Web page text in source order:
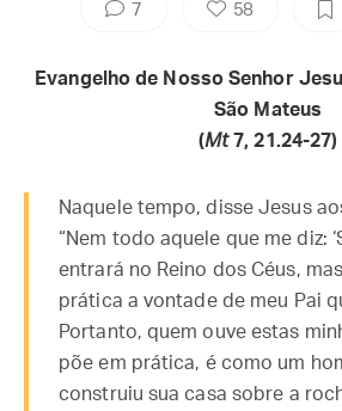
7 58
Evangelho de Nosso Senhor
São Mateus
(Mt7, 21.24-27)
Naquele tempo, disse Jesus
“Nem todo aquele que me diz:
entrará no Reino dos Céus,
prática a vontade de meu Pai
Portanto, quem ouve estas
põe em prática, é como um
construiu sua casa sobre a